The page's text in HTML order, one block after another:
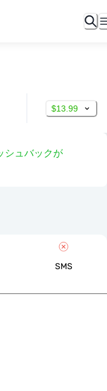
$13.99
シュバックが
SMS